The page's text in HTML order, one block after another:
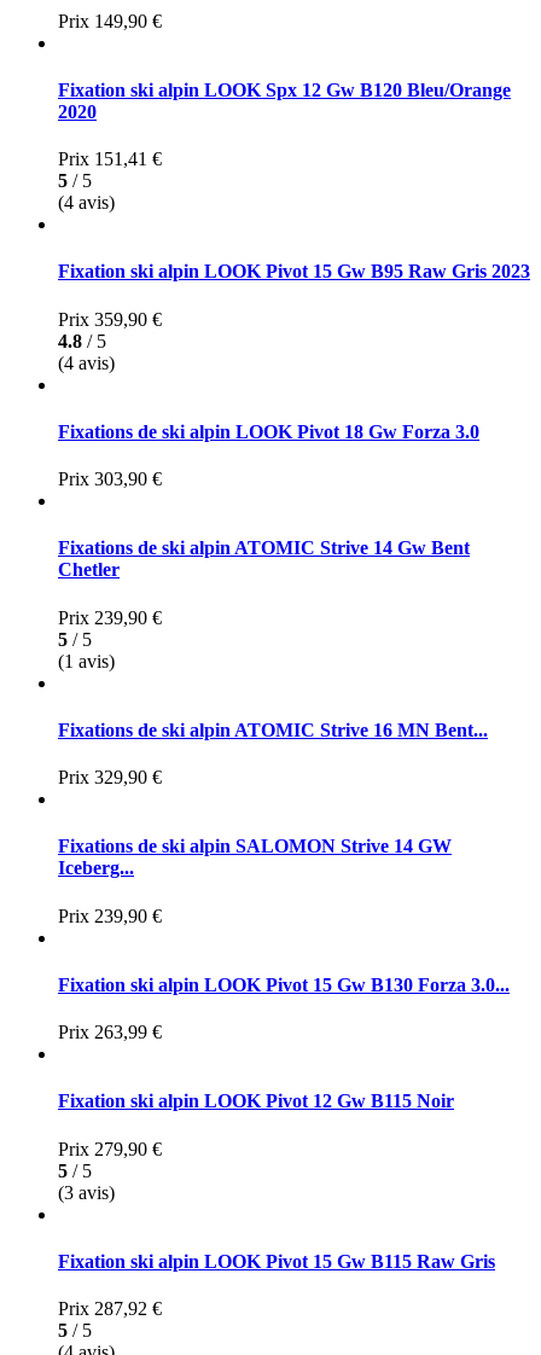
Prix 149,90 €
Fixation ski alpin LOOK Spx 12 Gw B120 Bleu/Orange
2020
Prix 151,41 €
5 / 5
(4 avis)
Fixation ski alpin LOOK Pivot 15 Gw B95 Raw Gris 2023
Prix 359,90 €
4.8 / 5
(4 avis)
Fixations de ski alpin LOOK Pivot 18 Gw Forza 3.0
Prix 303,90 €
Fixations de ski alpin ATOMIC Strive 14 Gw Bent
Chetler
Prix 239,90 €
5 / 5
(1 avis)
Fixations de ski alpin ATOMIC Strive 16 MN Bent...
Prix 329,90 €
Fixations de ski alpin SALOMON Strive 14 GW
Iceberg...
Prix 239,90 €
Fixation ski alpin LOOK Pivot 15 Gw B130 Forza 3.0...
Prix 263,99 €
Fixation ski alpin LOOK Pivot 12 Gw B115 Noir
Prix 279,90 €
5 / 5
(3 avis)
Fixation ski alpin LOOK Pivot 15 Gw B115 Raw Gris
Prix 287,92 €
5 / 5